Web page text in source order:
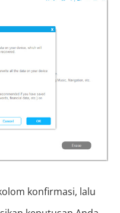
konfirmasi, lalu